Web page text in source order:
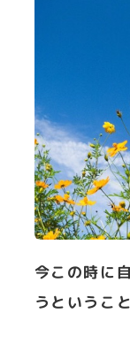
今この時に
うというこ